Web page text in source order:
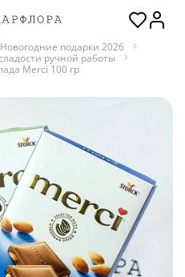
Новогодние подарки 2026
ручной работы
Merci 100 гр